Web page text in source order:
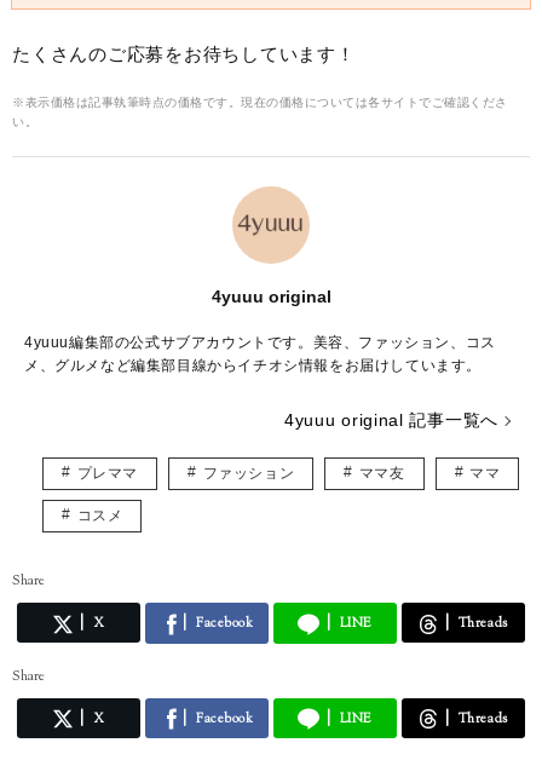
たくさんのご応募をお待ちしています！
※表示価格は記事執筆時点の価格です。現在の価格については各サイトでご確認くださ
い。
4yuuu original
4yuuu編集部の公式サブアカウントです。美容、ファッション、コス
メ、グルメなど編集部目線からイチオシ情報をお届けしています。
4yuuu original 記事一覧へ
プレママ ファッション ママ友 ママ
コスメ
Share
X Facebook LINE Threads
Share
X Facebook LINE Threads